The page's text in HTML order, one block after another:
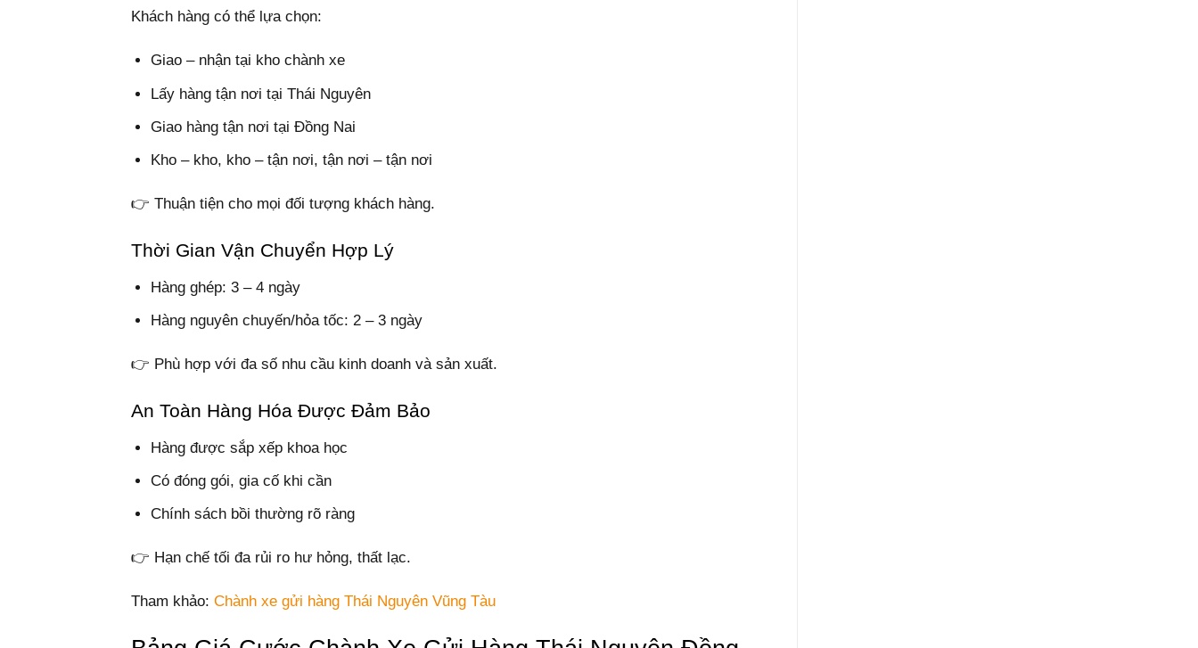
Khách hàng có thể lựa chọn:
Giao – nhận tại kho chành xe
Lấy hàng tận nơi tại Thái Nguyên
Giao hàng tận nơi tại Đồng Nai
Kho – kho, kho – tận nơi, tận nơi – tận nơi
👉 Thuận tiện cho mọi đối tượng khách hàng.
Thời Gian Vận Chuyển Hợp Lý
Hàng ghép: 3 – 4 ngày
Hàng nguyên chuyến/hỏa tốc: 2 – 3 ngày
👉 Phù hợp với đa số nhu cầu kinh doanh và sản xuất.
An Toàn Hàng Hóa Được Đảm Bảo
Hàng được sắp xếp khoa học
Có đóng gói, gia cố khi cần
Chính sách bồi thường rõ ràng
👉 Hạn chế tối đa rủi ro hư hỏng, thất lạc.
Tham khảo: Chành xe gửi hàng Thái Nguyên Vũng Tàu